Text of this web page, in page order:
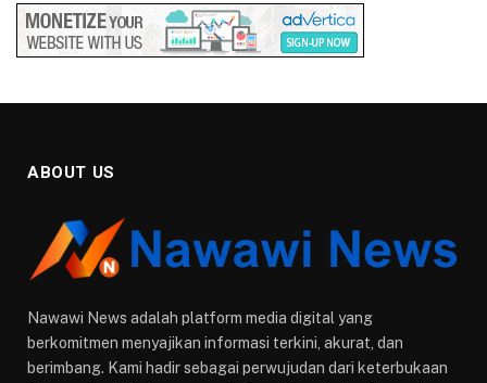
ABOUT US
Nawawi News adalah platform media digital yang
berkomitmen menyajikan informasi terkini, akurat, dan
berimbang. Kami hadir sebagai perwujudan dari keterbukaan